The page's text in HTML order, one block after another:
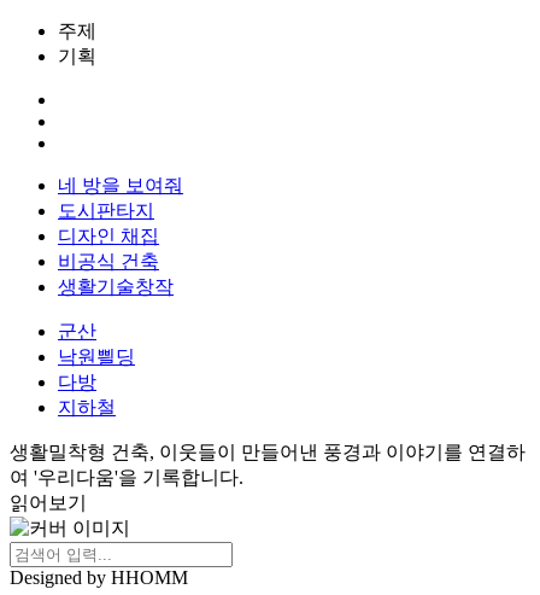
주제
기획
네 방을 보여줘
도시판타지
디자인 채집
비공식 건축
생활기술창작
군산
낙원쁼딩
다방
지하철
생활밀착형 건축, 이웃들이 만들어낸 풍경과 이야기를 연결하
여 '우리다움'을 기록합니다.
읽어보기
Designed by HHOMM